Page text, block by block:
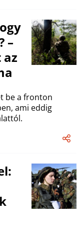
–
be a fronton
ami eddig